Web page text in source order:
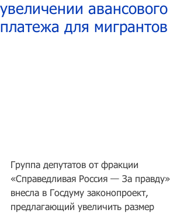
увеличении авансового
платежа для мигрантов
Группа депутатов от фракции
«Справедливая Россия — За правду»
внесла в Госдуму законопроект,
предлагающий увеличить размер